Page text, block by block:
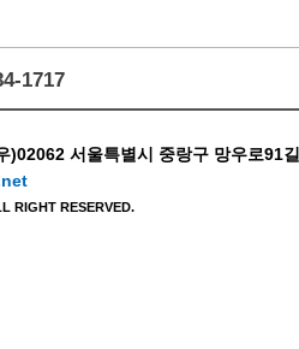
1717
)02062 서울특별시 중랑구 망우로91
RIGHT RESERVED.